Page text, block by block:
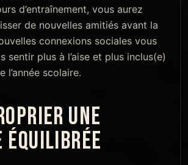
d’entraînement, vous aurez
de nouvelles amitiés avant la
connexions sociales vous
sentir plus à l’aise et plus inclus(e)
l’année scolaire.
UNE
ÉQUILIBRÉE